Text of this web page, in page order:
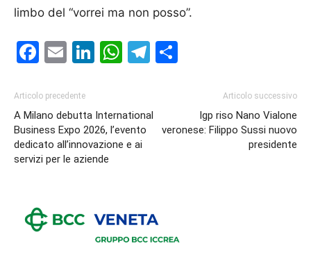
limbo del “vorrei ma non posso”.
Facebook
EmailLinkedIn
WhatsApp
Telegram
Articolo precedente
A Milano debutta International
Business Expo 2026, l’evento
dedicato all’innovazione e ai
servizi per le aziende
Articolo successivo
Igp riso Nano Vialone
veronese: Filippo Sussi nuovo
presidente